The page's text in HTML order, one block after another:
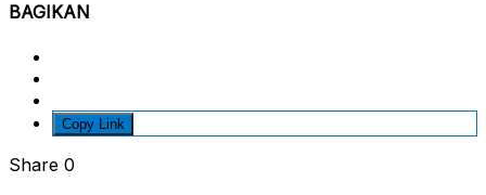
BAGIKAN
Copy Link
Share 0